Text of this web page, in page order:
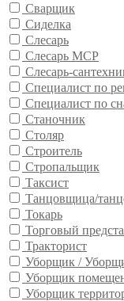
Сварщик
Сиделка
Слесарь
Слесарь МСР
Слесарь-
Специалист по
Специалист по
Станочник
Столяр
Строитель
Стропальщик
Таксист
Танцовщица/
Токарь
Торговый
Тракторист
Уборщик /
Уборщик
Уборщик